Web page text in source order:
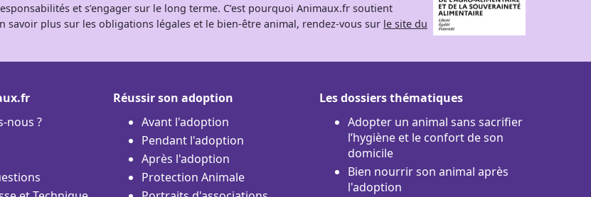
et s’engager sur le long terme. C’est pourquoi Animaux.fr soutient
savoir plus sur les obligations légales et le bien-être animal, rendez-vous sur le site du
nous ?
Réussir son adoption
Avant l'adoption
Pendant l'adoption
Après l'adoption
Protection Animale
Les dossiers thématiques
Adopter un animal sans sacrifier
l’hygiène et le confort de son
domicile
Bien nourrir son animal après
l'adoption